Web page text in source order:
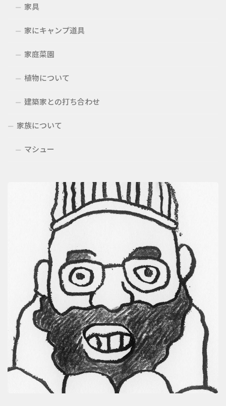
家具
家にキャンプ道具
家庭菜園
植物について
建築家との打ち合わせ
家族について
マシュー